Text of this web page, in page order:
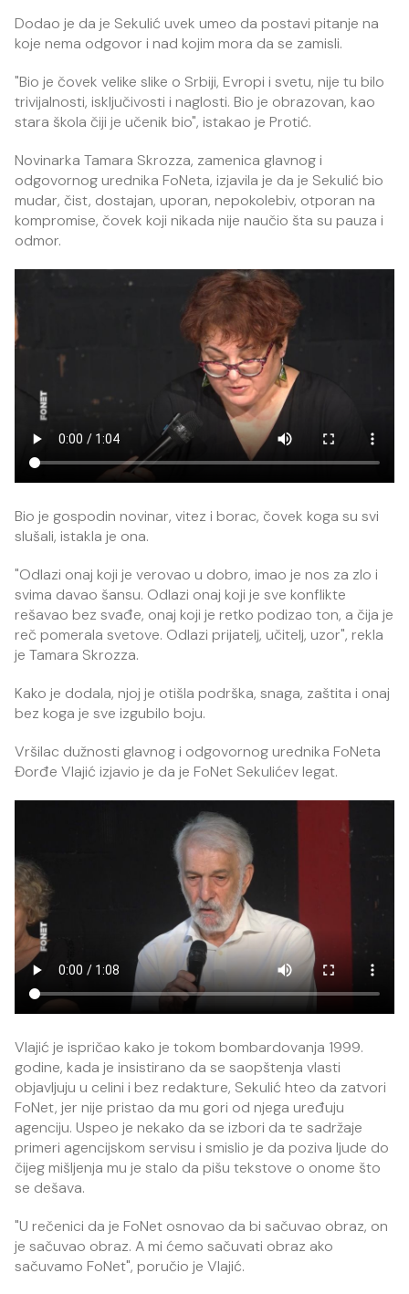
Dodao je da je Sekulić uvek umeo da postavi pitanje na
koje nema odgovor i nad kojim mora da se zamisli.
"Bio je čovek velike slike o Srbiji, Evropi i svetu, nije tu bilo
trivijalnosti, isključivosti i naglosti. Bio je obrazovan, kao
stara škola čiji je učenik bio", istakao je Protić.
Novinarka Tamara Skrozza, zamenica glavnog i
odgovornog urednika FoNeta, izjavila je da je Sekulić bio
mudar, čist, dostajan, uporan, nepokolebiv, otporan na
kompromise, čovek koji nikada nije naučio šta su pauza i
odmor.
Bio je gospodin novinar, vitez i borac, čovek koga su svi
slušali, istakla je ona.
"Odlazi onaj koji je verovao u dobro, imao je nos za zlo i
svima davao šansu. Odlazi onaj koji je sve konflikte
rešavao bez svađe, onaj koji je retko podizao ton, a čija je
reč pomerala svetove. Odlazi prijatelj, učitelj, uzor", rekla
je Tamara Skrozza.
Kako je dodala, njoj je otišla podrška, snaga, zaštita i onaj
bez koga je sve izgubilo boju.
Vršilac dužnosti glavnog i odgovornog urednika FoNeta
Đorđe Vlajić izjavio je da je FoNet Sekulićev legat.
Vlajić je ispričao kako je tokom bombardovanja 1999.
godine, kada je insistirano da se saopštenja vlasti
objavljuju u celini i bez redakture, Sekulić hteo da zatvori
FoNet, jer nije pristao da mu gori od njega uređuju
agenciju. Uspeo je nekako da se izbori da te sadržaje
primeri agencijskom servisu i smislio je da poziva ljude do
čijeg mišljenja mu je stalo da pišu tekstove o onome što
se dešava.
"U rečenici da je FoNet osnovao da bi sačuvao obraz, on
je sačuvao obraz. A mi ćemo sačuvati obraz ako
sačuvamo FoNet", poručio je Vlajić.